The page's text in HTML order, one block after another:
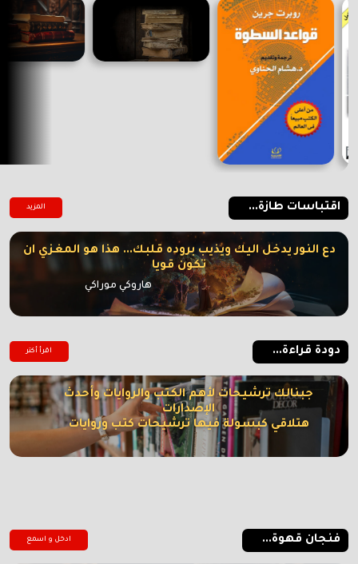
اقتباسات طازة... المزيد
دع النور يدخل اليك ويذيب بروده قلبك... هذا هو المغزي ان
تكون قويا
هاروكي موراكي
دودة قراءة... اقرأ أكتر
جبنالك ترشيحات لأهم الكتب والروايات وأحدث
الإصدارات
هتلاقي كبسولة فيها ترشيحات كتب وروايات
فنجان قهوة... ادخل و اسمع